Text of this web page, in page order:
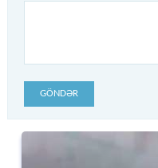
GÖNDƏR